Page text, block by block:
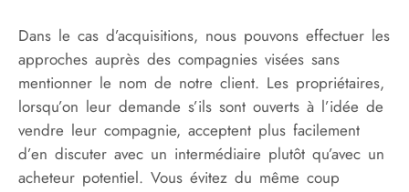
Dans le cas d’acquisitions, nous pouvons effectuer les
approches auprès des compagnies visées sans
mentionner le nom de notre client. Les propriétaires,
lorsqu’on leur demande s’ils sont ouverts à l’idée de
vendre leur compagnie, acceptent plus facilement
d’en discuter avec un intermédiaire plutôt qu’avec un
acheteur potentiel. Vous évitez du même coup